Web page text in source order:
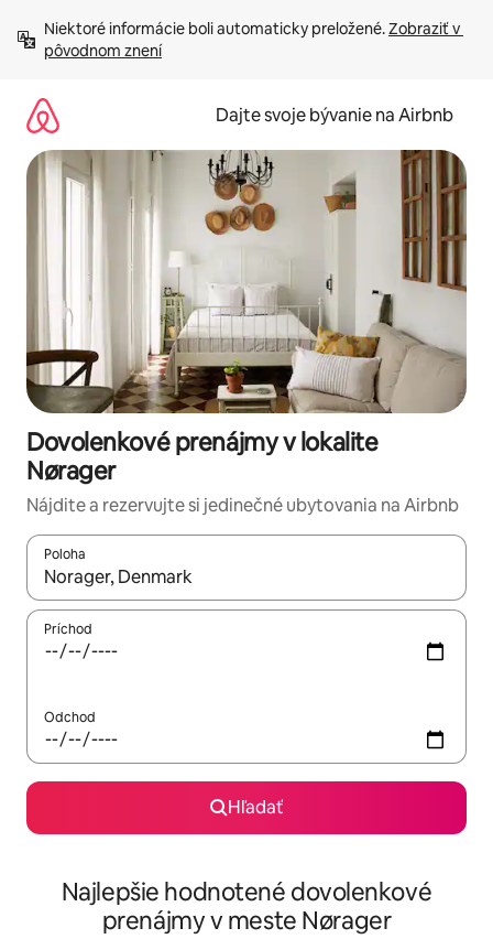
obsah.
Niektoré informácie boli automaticky preložené. Zobraziť v
pôvodnom znení
Dajte svoje bývanie na Airbnb
Dovolenkové prenájmy v lokalite
Nørager
Nájdite a rezervujte si jedinečné ubytovania na Airbnb
Poloha
Keď budú výsledky k dispozícii, môžete si ich prechádzať
Príchod
Odchod
Hľadať
Najlepšie hodnotené dovolenkové
prenájmy v meste Nørager